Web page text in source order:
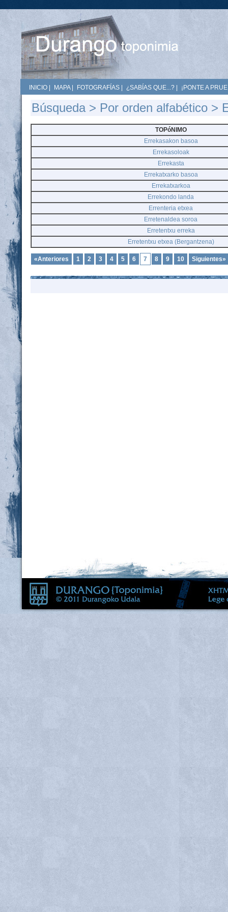
INICIO MAPA| FOTOGRAFÍAS ¿SABÍAS QUE...? ¡PONTE A
Búsqueda> Por orden alfabético >
TOPóNIMO
Errekasakon basoa
Errekasoloak
Errekasta
Errekatxarko basoa
Errekatxarkoa
Errekondo landa
Errenteria etxea
Erretenaldea soroa
Erretentxu erreka
Erretentxu etxea (Bergantzena)
«Anteriores 1 2 3 4 5 6 7 8 9 10 Siguientes»